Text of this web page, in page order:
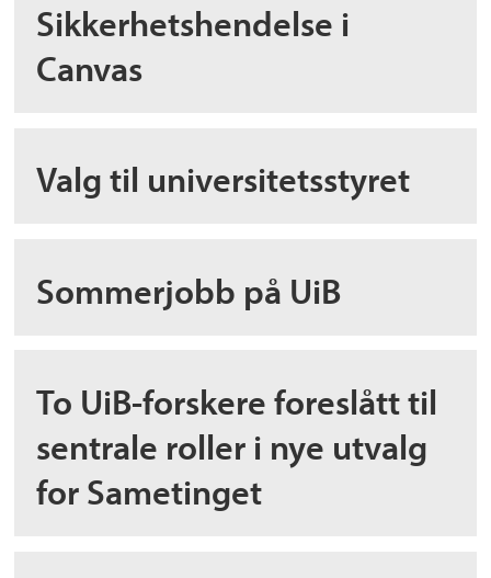
Sikkerhetshendelse i
Canvas
Valg til universitetsstyret
Sommerjobb på UiB
To UiB-forskere foreslått til
sentrale roller i nye utvalg
for Sametinget